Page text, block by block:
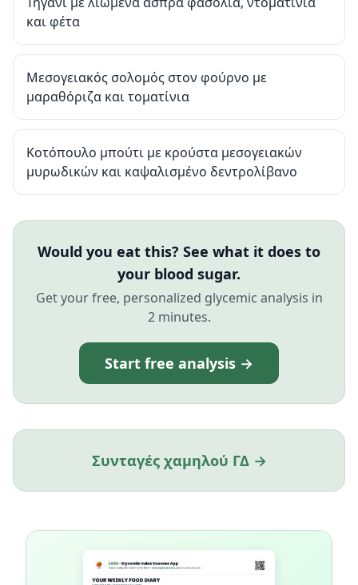
και φέτα
Μεσογειακός σολομός στον φούρνο με
μαραθόριζα και τοματίνια
Κοτόπουλο μπούτι με κρούστα μεσογειακών
μυρωδικών και καψαλισμένο δεντρολίβανο
Would you eat this? See what it does to
your blood sugar.
Get your free, personalized glycemic analysis in
2 minutes.
Start free analysis →
Συνταγές χαμηλού ΓΔ →